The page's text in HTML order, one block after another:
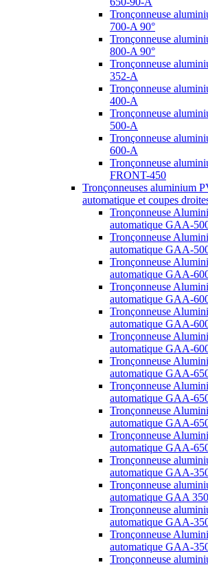
Tronçonneuse
700-A 90°
Tronçonneuse
800-A 90°
Tronçonneuse
352-A
Tronçonneuse
400-A
Tronçonneuse
500-A
Tronçonneuse
600-A
Tronçonneuse
FRONT-450
Tronçonneuses aluminium
automatique et coupes
Tronçonneuse
automatique GAA-
Tronçonneuse
automatique GAA-
Tronçonneuse
automatique GAA-
Tronçonneuse
automatique GAA-
Tronçonneuse
automatique GAA-
Tronçonneuse
automatique GAA-
Tronçonneuse
automatique GAA-
Tronçonneuse
automatique GAA-
Tronçonneuse
automatique GAA-
Tronçonneuse
automatique GAA-
Tronçonneuse
automatique GAA-
Tronçonneuse
automatique GAA
Tronçonneuse
automatique GAA-
Tronçonneuse
automatique GAA-
Tronçonneuse